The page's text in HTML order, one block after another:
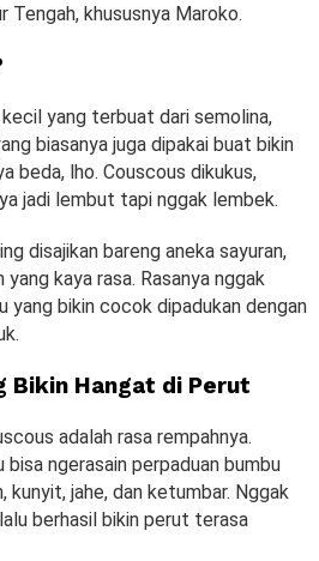
Tengah, khususnya Maroko.
yang terbuat dari semolina,
biasanya juga dipakai buat bikin
beda, lho. Couscous dikukus,
jadi lembut tapi nggak lembek.
disajikan bareng aneka sayuran,
kaya rasa. Rasanya nggak
yang bikin cocok dipadukan dengan
Bikin Hangat di Perut
adalah rasa rempahnya.
bisa ngerasain perpaduan bumbu
kunyit, jahe, dan ketumbar. Nggak
berhasil bikin perut terasa